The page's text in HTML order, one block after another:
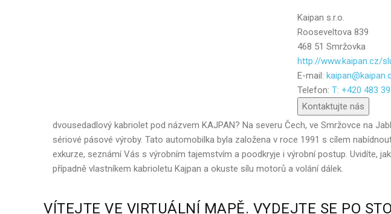
Kaipan s.r.o.
Rooseveltova 839
468 51 Smržovka
http://www.kaipan.cz/
E-mail:
Telefon: T: +420 483
Kontaktujte nás
Poslat
dvousedadlový kabriolet pod názvem KAJPAN? Na severu Čech, ve Smržovce na
sériové pásové výroby. Tato automobilka byla založena v roce 1991 s cílem
exkurze, seznámí Vás s výrobním tajemstvím a poodkryje i výrobní postup. Uvidíte,
případně vlastníkem kabrioletu Kajpan a okuste sílu motorů a volání dálek.
VÍTEJTE VE VIRTUÁLNÍ MAPĚ. VYDEJTE SE PO